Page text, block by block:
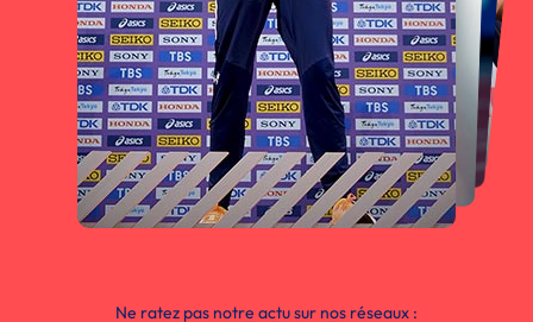
Ne ratez pas notre actu sur nos réseaux :